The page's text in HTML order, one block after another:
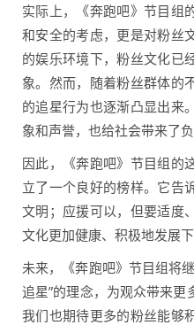
实际上，《奔跑吧》节目组
和安全的考虑，更是对粉丝
的娱乐环境下，粉丝文化已
象。然而，随着粉丝群体的
的追星行为也逐渐凸显出来
象和声誉，也给社会带来了负
因此，《奔跑吧》节目组的
立了一个良好的榜样。它告
文明；应援可以，但要适度
文化更加健康、积极地发展下
未来，《奔跑吧》节目组将
追星”的理念，为观众带来更
我们也期待更多的粉丝能够